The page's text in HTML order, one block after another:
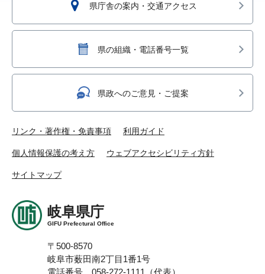
県庁舎の案内・交通アクセス
県の組織・電話番号一覧
県政へのご意見・ご提案
リンク・著作権・免責事項 利用ガイド
個人情報保護の考え方 ウェブアクセシビリティ方針
サイトマップ
岐阜県庁
GIFU Prefectural Office
〒500-8570
岐阜市薮田南2丁目1番1号
電話番号 058-272-1111（代表）